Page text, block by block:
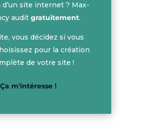
d’un site internet ? Max-
audit gratuitement.
vous décidez si vous
pour la création
de votre site !
Ça m'intéresse !